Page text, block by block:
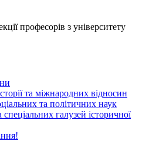
професорів з університету
та міжнародних відносин
та політичних наук
спеціальних галузей історичної